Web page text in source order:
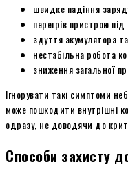
швидке падіння
перегрів пристрою
здуття акумулятора
нестабільна робота
зниження загальної
Ігнорувати такі симптоми
може пошкодити внутрішні
одразу, не доводячи до
Способи захисту